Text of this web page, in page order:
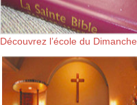
Découvrez l’école du Dimanche